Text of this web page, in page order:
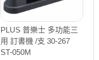
PLUS 普樂士 多功能三
用 訂書機 /支 30-267
ST-050M